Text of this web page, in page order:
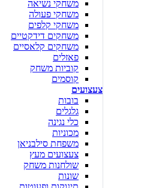
משחקי נשיאה
משחקי פעולה
משחקי קלפים
משחקים דידקטיים
משחקים קלאסיים
פאזלים
קוביות משחק
קוסמים
צעצועים
בובות
גלגלים
כלי נגינה
מכוניות
משפחת סילבניאן
צעצועים מעץ
שולחנות משחק
שונות